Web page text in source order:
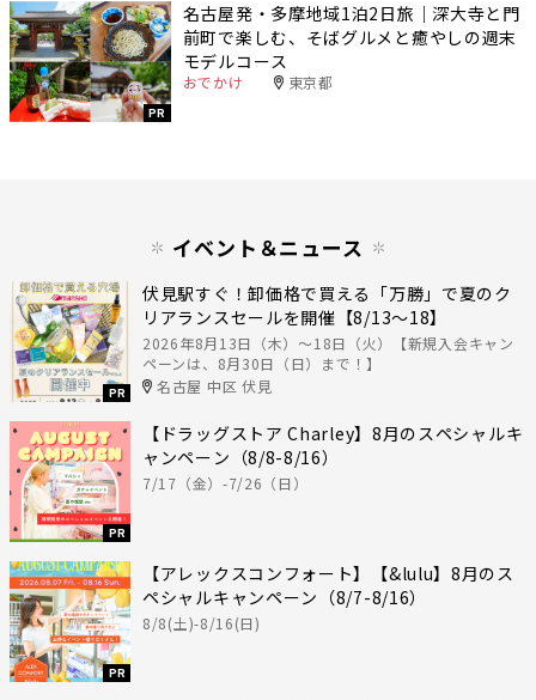
PR
名古屋発・多摩地域1泊2日旅｜深大寺と門
前町で楽しむ、そばグルメと癒やしの週末
モデルコース
おでかけ 東京都
イベント＆ニュース
PR
伏見駅すぐ！卸価格で買える「万勝」で夏のク
リアランスセールを開催【8/13〜18】
2026年8月13日（木）〜18日（火）【新規入会キャン
ペーンは、8月30日（日）まで！】
名古屋 中区 伏見
PR
【ドラッグストア Charley】8月のスペシャルキ
ャンペーン（8/8-8/16）
7/17（金）-7/26（日）
PR
【アレックスコンフォート】【&lulu】8月のス
ペシャルキャンペーン（8/7-8/16）
8/8(土)-8/16(日)